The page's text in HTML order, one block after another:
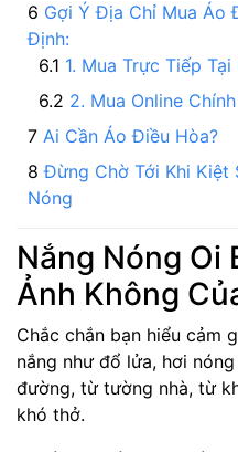
Gợi Ý Địa Chỉ Mua Áo
Định:
1. Mua Trực Tiếp
2. Mua Online
Ai Cần Áo Điều Hòa?
Đừng Chờ Tới Khi Kiệt
Nóng
Nắng Nóng Oi
Ảnh Không
Chắc chắn bạn hiểu cảm
nắng như đổ lửa, hơi
đường, từ tường nhà, từ
khó thở.